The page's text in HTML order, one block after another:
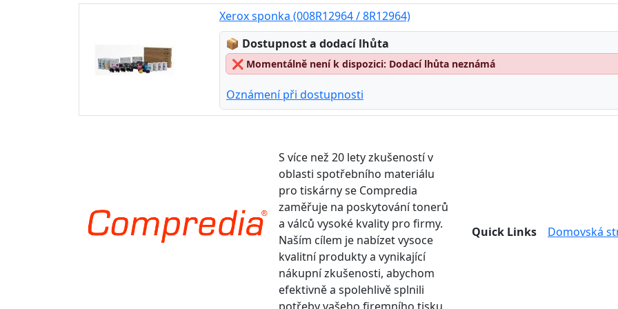
Xerox sponka (008R12964 / 8R12964)
📦 Lagerstatus:
Dostupnost a dodací lhůta
❌ Momentálně není k dispozici: Dodací lhůta neznámá
Oznámení při dostupnosti
S více než 20 lety zkušeností v
oblasti spotřebního materiálu
pro tiskárny se Compredia
zaměřuje na poskytování tonerů
a válců vysoké kvality pro firmy.
Naším cílem je nabízet vysoce
kvalitní produkty a vynikající
nákupní zkušenosti, abychom
efektivně a spolehlivě splnili
Quick Links Domovská